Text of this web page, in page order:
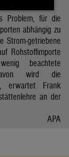
Problem, für die
abhängig zu
Strom-getriebene
Rohstoffimporte
beachtete
wird die
erwartet Frank
an der
APA